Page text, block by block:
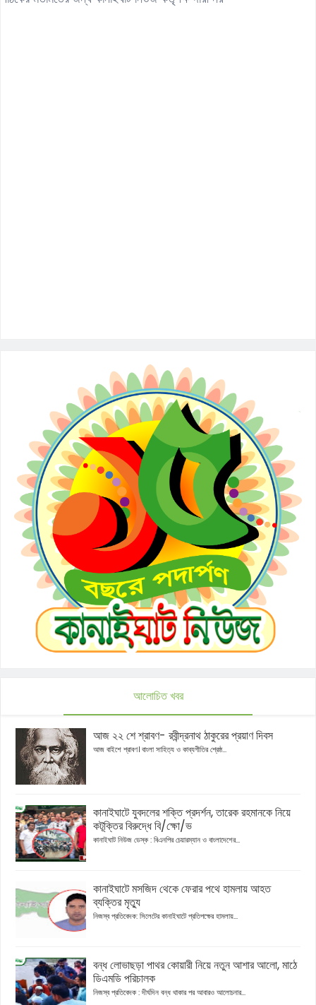
আলোচিত খবর
আজ ২২ শে শ্রাবণ- রবীন্দ্রনাথ ঠাকুরের প্রয়াণ দিবস
আজ বাইশে শ্রাবণ। বাংলা সাহিত্য ও কাব্যগীতির শ্রেষ্ঠ...
কানাইঘাটে যুবদলের শক্তি প্রদর্শন, তারেক রহমানকে নিয়ে
কটূক্তির বিরুদ্ধে বি/ক্ষো/ভ
কানাইঘাট নিউজ ডেস্ক : বিএনপির চেয়ারম্যান ও বাংলাদেশের...
কানাইঘাটে মসজিদ থেকে ফেরার পথে হামলায় আহত
ব্যক্তির মৃত্যু
নিজস্ব প্রতিবেদক: সিলেটের কানাইঘাটে প্রতিপক্ষের হামলায়...
বন্ধ লোভাছড়া পাথর কোয়ারী নিয়ে নতুন আশার আলো, মাঠে
ডিএমডি পরিচালক
নিজস্ব প্রতিবেদক : দীর্ঘদিন বন্ধ থাকার পর আবারও আলোচনার...